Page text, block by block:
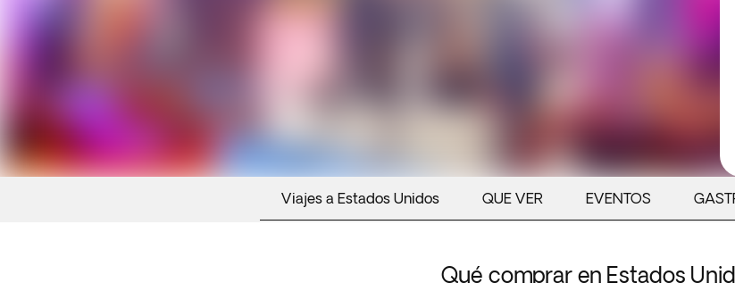
Viajes a Estados Unidos QUE VER EVENTOS
Qué comprar en Estados